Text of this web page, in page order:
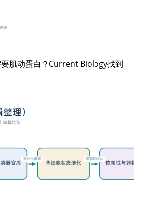
肌动蛋白？Current Biology找到